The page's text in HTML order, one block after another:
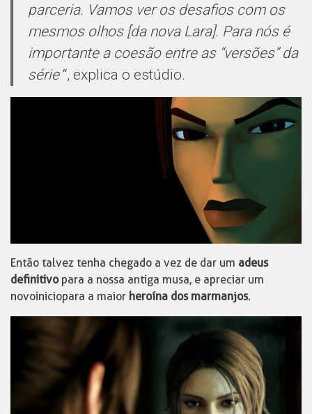
parceria. Vamos ver os desafios com os
mesmos olhos [da nova Lara]. Para nós é
importante a coesão entre as “versões” da
série“, explica o estúdio.
Então talvez tenha chegado a vez de dar um adeus
definitivopara a nossa antiga musa, e apreciar um
novo inicio para a maior heroína dos marmanjos.